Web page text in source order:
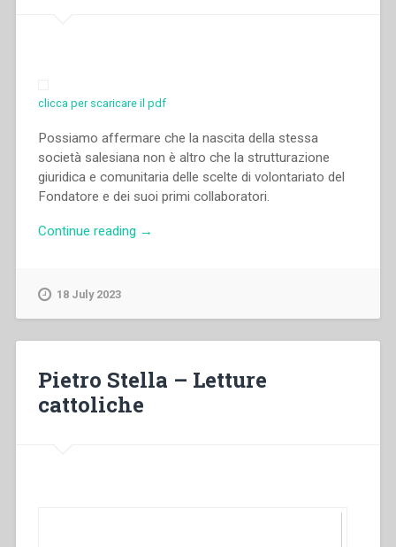
clicca per scaricare il pdf
Possiamo affermare che la nascita della stessa
società salesiana non è altro che la strutturazione
giuridica e comunitaria delle scelte di volontariato del
Fondatore e dei suoi primi collaboratori.
Continue reading “Ferdinando
popoli”
→
18 July 2023
Pietro Stella – Letture
cattoliche